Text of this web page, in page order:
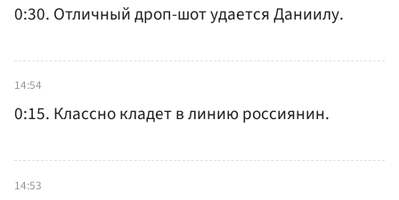
0:30. Отличный дроп-шот удается Даниилу.
14:54
0:15. Классно кладет в линию россиянин.
14:53